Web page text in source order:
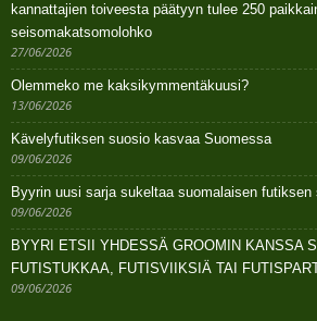
kannattajien toiveesta päätyyn tulee 250
seisomakatsomolohko
27/06/2026
Olemmeko me kaksikymmentäkuusi?
13/06/2026
Kävelyfutiksen suosio kasvaa Suomessa
09/06/2026
Byyrin uusi sarja sukeltaa suomalaisen futiksen
09/06/2026
BYYRI ETSII YHDESSÄ GROOMIN KANSSA
FUTISTUKKAA, FUTISVIIKSIÄ TAI
09/06/2026